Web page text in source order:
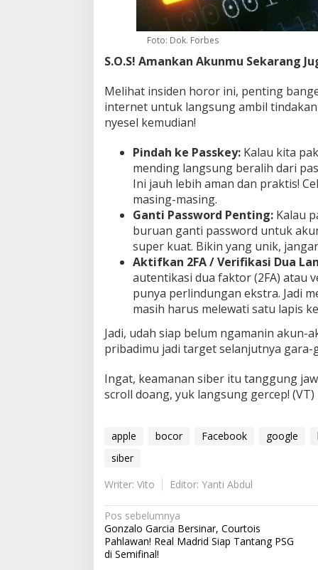
Foto: Dok. Forbes
S.O.S! Amankan Akunmu Sekarang
Melihat insiden horor ini, penting
internet untuk langsung ambil
nyesel kemudian!
Pindah ke Passkey: Kalau kita
mending langsung beralih dari
Ini jauh lebih aman dan praktis!
masing-masing.
Ganti Password Penting: Kalau
buruan ganti password untuk
super kuat. Bikin yang unik,
Aktifkan 2FA / Verifikasi Dua
autentikasi dua faktor (2FA) atau
punya perlindungan ekstra. Jadi
masih harus melewati satu lapis
Jadi, udah siap belum ngamanin akun-
pribadimu jadi target selanjutnya gara-
Ingat, keamanan siber itu tanggung
scroll doang, yuk langsung gercep! (VT)
apple bocor Facebook google
siber
Writer: Vito
Editor: Yanti Abdul
N
a
v
Pos sebelumnya
Gonzalo Garcia Bersinar, Courtois
Pahlawan! Real Madrid Siap Tantang PSG
di Semifinal!